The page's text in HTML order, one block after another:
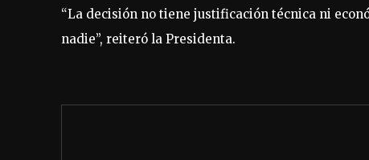
“La decisión no tiene justificación técnica ni
nadie”, reiteró la Presidenta.